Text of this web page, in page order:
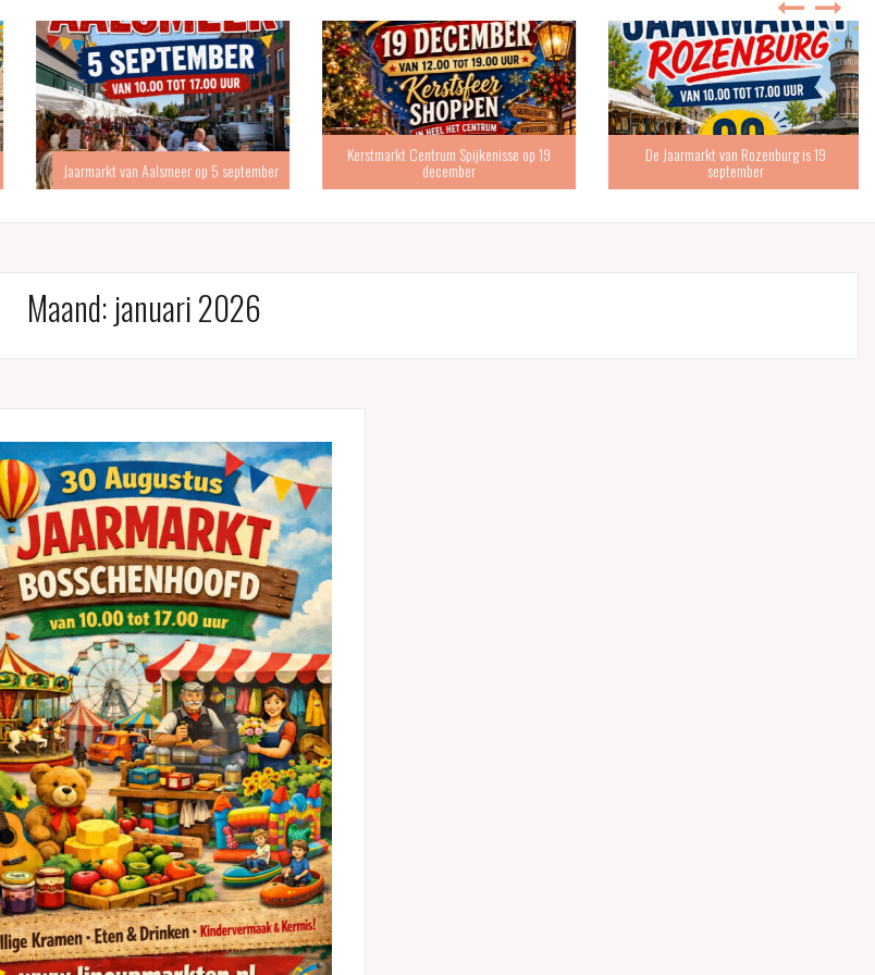
Jaarmarkt van Aalsmeer op 5 september
Kerstmarkt Centrum Spijkenisse op 19
december
De Jaarmarkt van Rozenburg is 19
september
Maand: januari 2026